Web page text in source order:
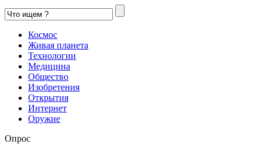
Космос
Живая планета
Технологии
Медицина
Общество
Изобретения
Открытия
Интернет
Оружие
Опрос